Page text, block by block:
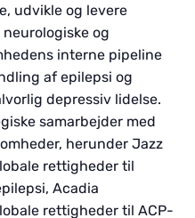
udvikle og levere
og
interne pipeline
af epilepsi og
depressiv lidelse.
samarbejder med
herunder Jazz
rettigheder til
Acadia
rettigheder til ACP-